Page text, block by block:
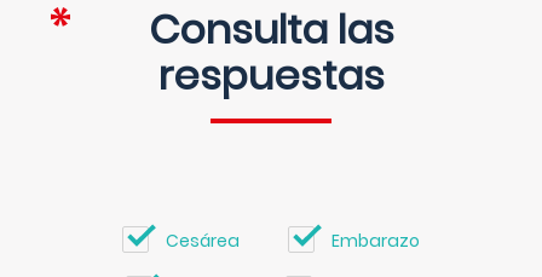
Consulta las
respuestas
Cesárea Embarazo